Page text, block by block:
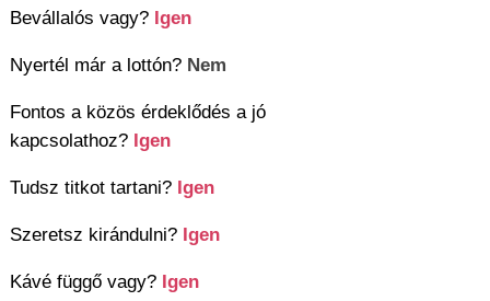
Bevállalós vagy? Igen
Nyertél már a lottón? Nem
Fontos a közös érdeklődés a jó
kapcsolathoz? Igen
Tudsz titkot tartani? Igen
Szeretsz kirándulni? Igen
Kávé függő vagy? Igen